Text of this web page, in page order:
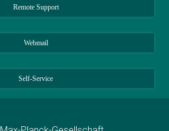
Remote Support
Webmail
Self-Service